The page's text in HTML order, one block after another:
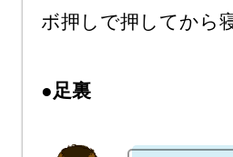
ボ押しで押してから
●足裏